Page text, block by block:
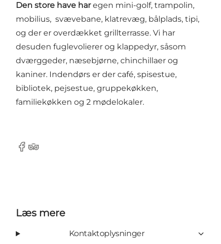
Den store have haregen mini-golf, trampolin,
mobilius, svævebane, klatrevæg, bålplads, tipi,
og der er overdækket grillterrasse. Vi har
desuden fuglevolierer og klappedyr, såsom
dværggeder, næsebjørne, chinchillaer og
kaniner. Indendørs er der café, spisestue,
bibliotek, pejsestue, gruppekøkken,
familiekøkken og 2 mødelokaler.
Facebook
Tripadvisor
Læs mere
Kontaktoplysninger